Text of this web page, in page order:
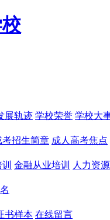
展轨迹 学校荣誉 学校大
考招生简章 成人高考焦点
金融从业培训
人力资
书样本 在线留言